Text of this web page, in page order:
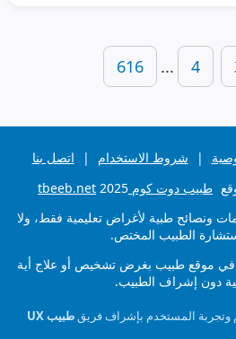
4
...
616
| شروط الاستخدام |
اتصل بنا
طبيب دوت كوم tbeeb.net 2025
ونصائح طبية لأغراض تعليمية فقط، ولا
الطبيب المختص.
في موقع طبيب بغرض تشخيص أو علاج أية
دون إشراف الطبيب.
وتجربة المستخدم بإشراف فريقطبيب UX